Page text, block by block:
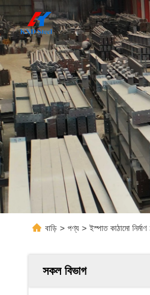
বাড়ি > পণ্য > ইস্পাত কাঠামো নির্মাণ
সকল বিভাগ